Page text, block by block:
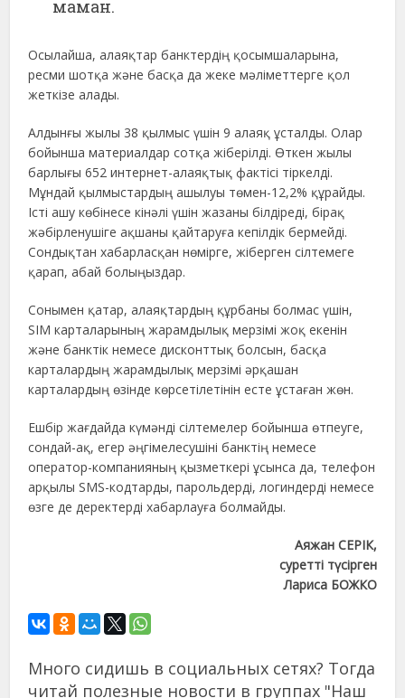
маман.
Осылайша, алаяқтар банктердің қосымшаларына,
ресми шотқа және басқа да жеке мәліметтерге қол
жеткізе алады.
Алдынғы жылы 38 қылмыс үшін 9 алаяқ ұсталды. Олар
бойынша материалдар сотқа жіберілді. Өткен жылы
барлығы 652 интернет-алаяқтық фактісі тіркелді.
Мұндай қылмыстардың ашылуы төмен-12,2% құрайды.
Істі ашу көбінесе кінәлі үшін жазаны білдіреді, бірақ
жәбірленушіге ақшаны қайтаруға кепілдік бермейді.
Сондықтан хабарласқан нөмірге, жіберген сілтемеге
қарап, абай болыңыздар.
Сонымен қатар, алаяқтардың құрбаны болмас үшін,
SIM карталарының жарамдылық мерзімі жоқ екенін
және банктік немесе дисконттық болсын, басқа
карталардың жарамдылық мерзімі әрқашан
карталардың өзінде көрсетілетінін есте ұстаған жөн.
Ешбір жағдайда күмәнді сілтемелер бойынша өтпеуге,
сондай-ақ, егер әңгімелесушіні банктің немесе
оператор-компанияның қызметкері ұсынса да, телефон
арқылы SMS-кодтарды, парольдерді, логиндерді немесе
өзге де деректерді хабарлауға болмайды.
Аяжан СЕРІК,
суретті түсірген
Лариса БОЖКО
Много сидишь в социальных сетях? Тогда
читай полезные новости в группах "Наш